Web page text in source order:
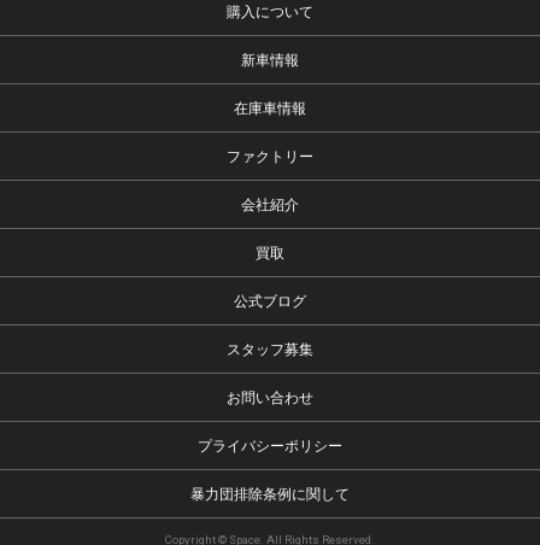
購入について
新車情報
在庫車情報
ファクトリー
会社紹介
買取
公式ブログ
スタッフ募集
お問い合わせ
プライバシーポリシー
暴力団排除条例に関して
Copyright © Space. All Rights Reserved.